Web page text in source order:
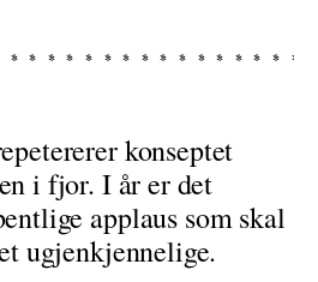
konseptet
i fjor. I år er det
applaus som skal
ugjenkjennelige.